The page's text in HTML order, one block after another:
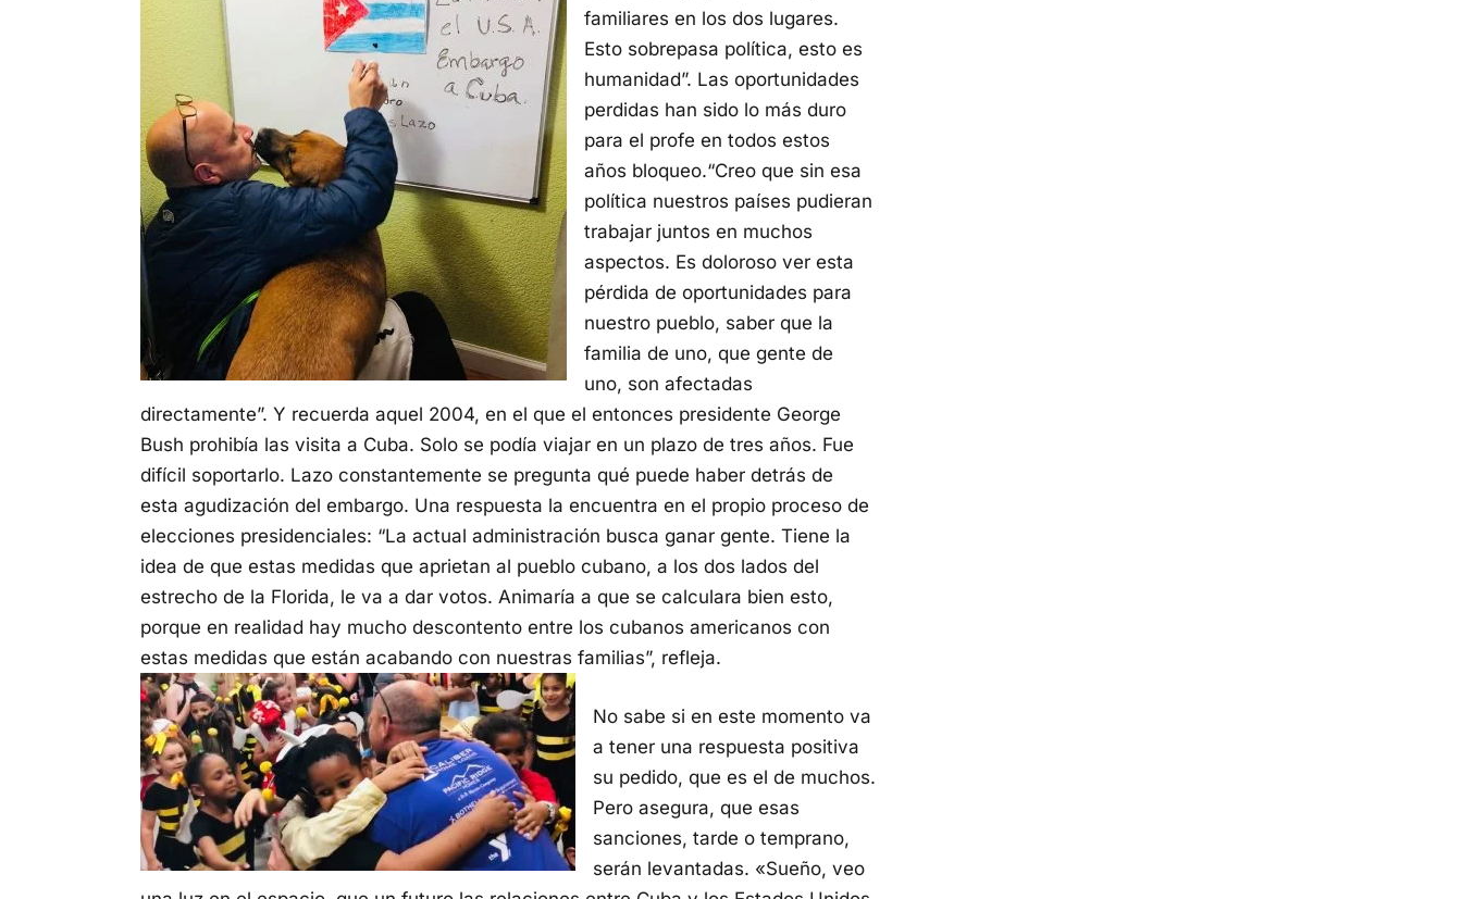
familiares en los dos lugares.
Esto sobrepasa política, esto es
humanidad”. Las oportunidades
perdidas han sido lo más duro
para el profe en todos estos
años bloqueo.“Creo que sin esa
política nuestros países pudieran
trabajar juntos en muchos
aspectos. Es doloroso ver esta
pérdida de oportunidades para
nuestro pueblo, saber que la
familia de uno, que gente de
uno, son afectadas
directamente”. Y recuerda aquel 2004, en el que el entonces presidente George
Bush prohibía las visita a Cuba. Solo se podía viajar en un plazo de tres años. Fue
difícil soportarlo. Lazo constantemente se pregunta qué puede haber detrás de
esta agudización del embargo. Una respuesta la encuentra en el propio proceso de
elecciones presidenciales: “La actual administración busca ganar gente. Tiene la
idea de que estas medidas que aprietan al pueblo cubano, a los dos lados del
estrecho de la Florida, le va a dar votos. Animaría a que se calculara bien esto,
porque en realidad hay mucho descontento entre los cubanos americanos con
estas medidas que están acabando con nuestras familias”, refleja.
No sabe si en este momento va
a tener una respuesta positiva
su pedido, que es el de muchos.
Pero asegura, que esas
sanciones, tarde o temprano,
serán levantadas. «Sueño, veo